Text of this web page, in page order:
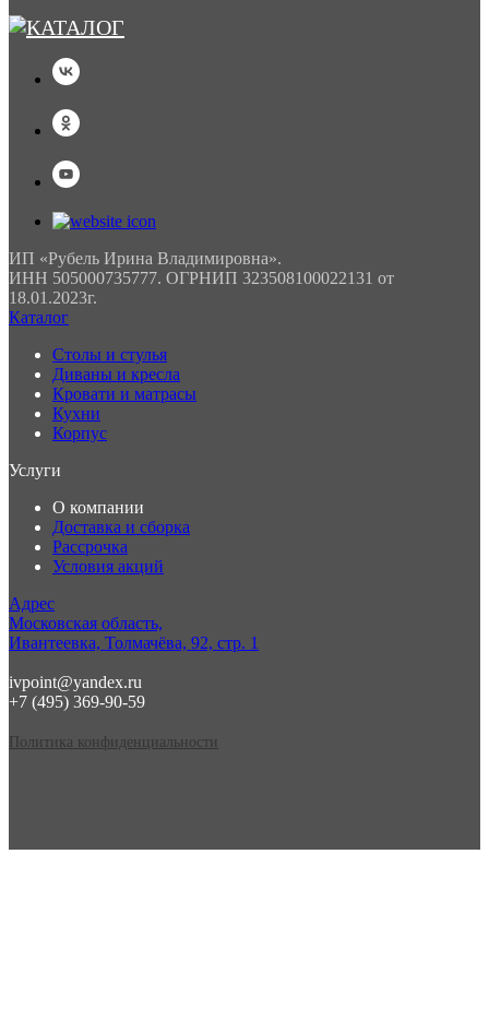
ИП «Рубель Ирина Владимировна».
ИНН 505000735777. ОГРНИП 323508100022131 от
18.01.2023г.
Каталог
Столы и стулья
Диваны и кресла
Кровати и матрасы
Кухни
Корпус
Услуги
О компании
Доставка и сборка
Рассрочка
Условия акций
Адрес
Московская область,
Ивантеевка, Толмачёва, 92, стр. 1
ivpoint@yandex.ru
+7 (495) 369-90-59
Политика конфиденциальности